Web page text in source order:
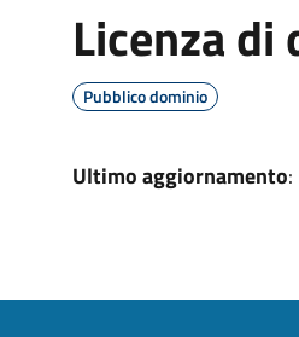
Licenza
Pubblico dominio
Ultimo aggiornamento